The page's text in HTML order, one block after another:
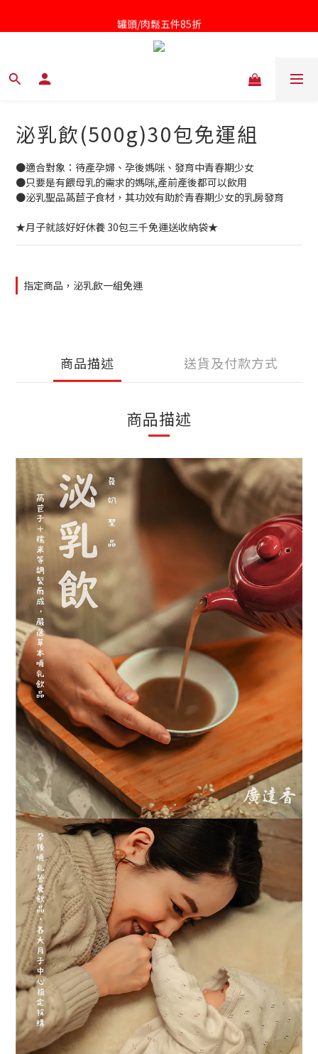
凱撒醬第二件半價
罐頭/肉鬆五件85折
針對近期供應商油品檢驗不符法規聲明書
泌乳飲(500g)30包免運組
●適合對象：待產孕婦、孕後媽咪、發育中青春期少女
●只要是有餵母乳的需求的媽咪,產前產後都可以飲用
●泌乳聖品萵苣子食材，其功效有助於青春期少女的乳房發育
★月子就該好好休養 30包三千免運送收納袋★
指定商品，泌乳飲一組免運
商品描述 送貨及付款方式
商品描述